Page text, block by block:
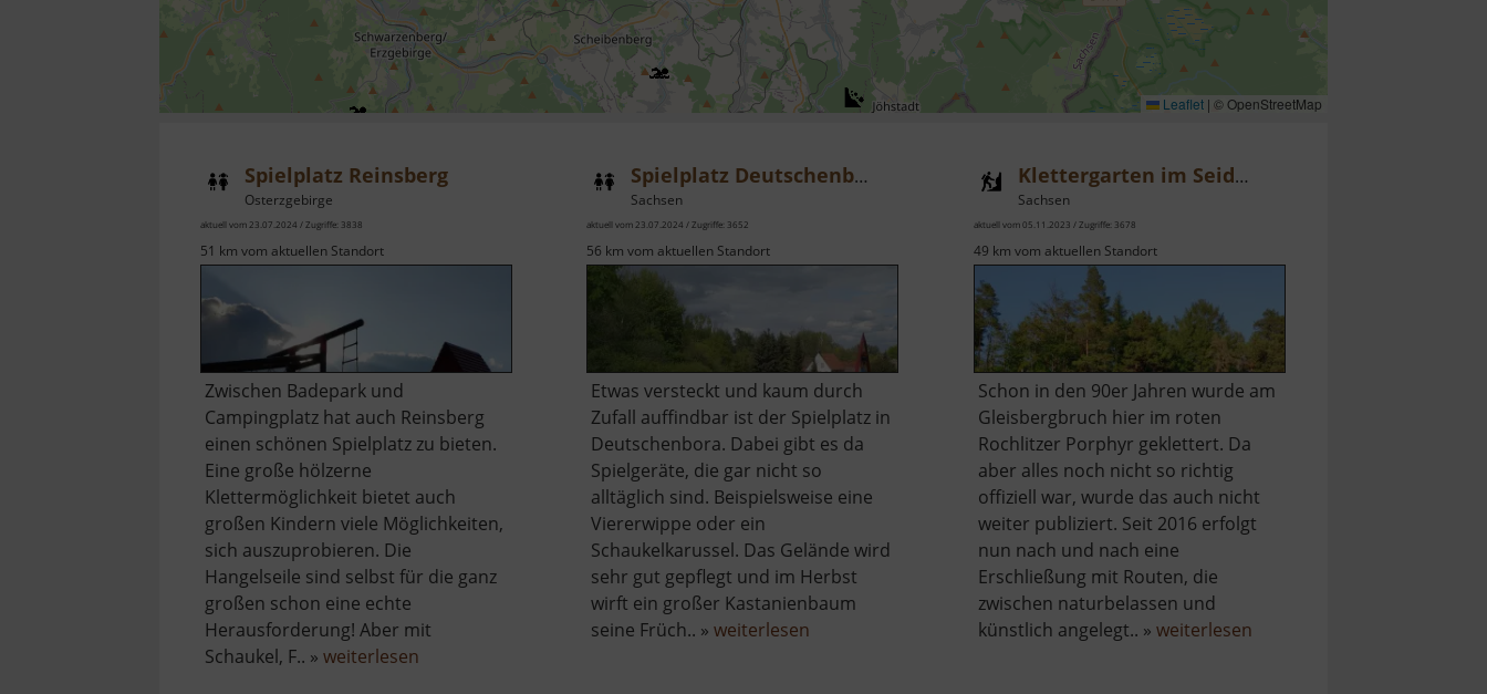
Leaflet | © OpenStreetMap
Spielplatz Reinsberg
Osterzgebirge
aktuell vom 23.07.2024 / Zugriffe: 3838
51 km vom aktuellen Standort
Zwischen Badepark und
Campingplatz hat auch Reinsberg
einen schönen Spielplatz zu bieten.
Eine große hölzerne
Klettermöglichkeit bietet auch
großen Kindern viele Möglichkeiten,
sich auszuprobieren. Die
Hangelseile sind selbst für die ganz
großen schon eine echte
Herausforderung! Aber mit
Schaukel, F.. » weiterlesen
Spielplatz Deutschenbora
Sachsen
aktuell vom 23.07.2024 / Zugriffe: 3652
56 km vom aktuellen Standort
Etwas versteckt und kaum durch
Zufall auffindbar ist der Spielplatz in
Deutschenbora. Dabei gibt es da
Spielgeräte, die gar nicht so
alltäglich sind. Beispielsweise eine
Viererwippe oder ein
Schaukelkarussel. Das Gelände wird
sehr gut gepflegt und im Herbst
wirft ein großer Kastanienbaum
seine Früch.. »weiterlesen
Klettergarten im Seidelbruch
Sachsen
aktuell vom 05.11.2023 / Zugriffe: 3678
49 km vom aktuellen Standort
Schon in den 90er Jahren wurde am
Gleisbergbruch hier im roten
Rochlitzer Porphyr geklettert. Da
aber alles noch nicht so richtig
offiziell war, wurde das auch nicht
weiter publiziert. Seit 2016 erfolgt
nun nach und nach eine
Erschließung mit Routen, die
zwischen naturbelassen und
künstlich angelegt.. » weiterlesenüber